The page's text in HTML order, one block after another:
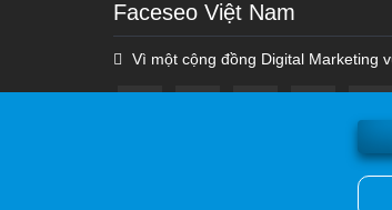
Faceseo Việt Nam
Vì một cộng đồng Digital Marketing